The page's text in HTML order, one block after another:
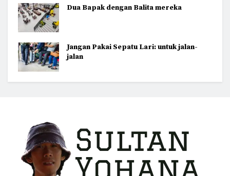
Dua Bapak dengan Balita mereka
Jangan Pakai Sepatu Lari: untuk jalan-
jalan